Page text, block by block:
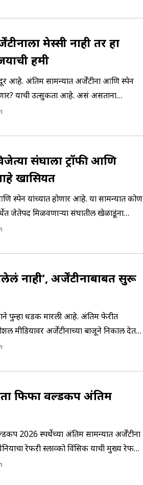
मेस्सी नाही तर हा
हमी
आहे. अंतिम सामन्यात अर्जेंटीना आणि स्पेन
याची उत्सुकता आहे. असं असताना
संघाला ट्रॉफी आणि
खासियत
स्पेन यांच्यात होणार आहे. या सामन्यात कोण
जेतेपद मिळवणाऱ्या संघातील खेळाडूंना
नाही’, अर्जेंटीनाबाबत सुरू
पुन्हा धडक मारली आहे. अंतिम फेरीत
मीडियावर अर्जेंटीनाच्या बाजूने निकाल देत
मेस्सी खडे बोल सुनावले आहेत.
फिफा वर्ल्डकप अंतिम
2026 स्पर्धेच्या अंतिम सामन्यात अर्जेंटीना
रेफऱी स्लाव्को विंसिक याची मुख्य रेफरी
मारलेल्या छाप्यात त्याला पोलिसांनी अटक